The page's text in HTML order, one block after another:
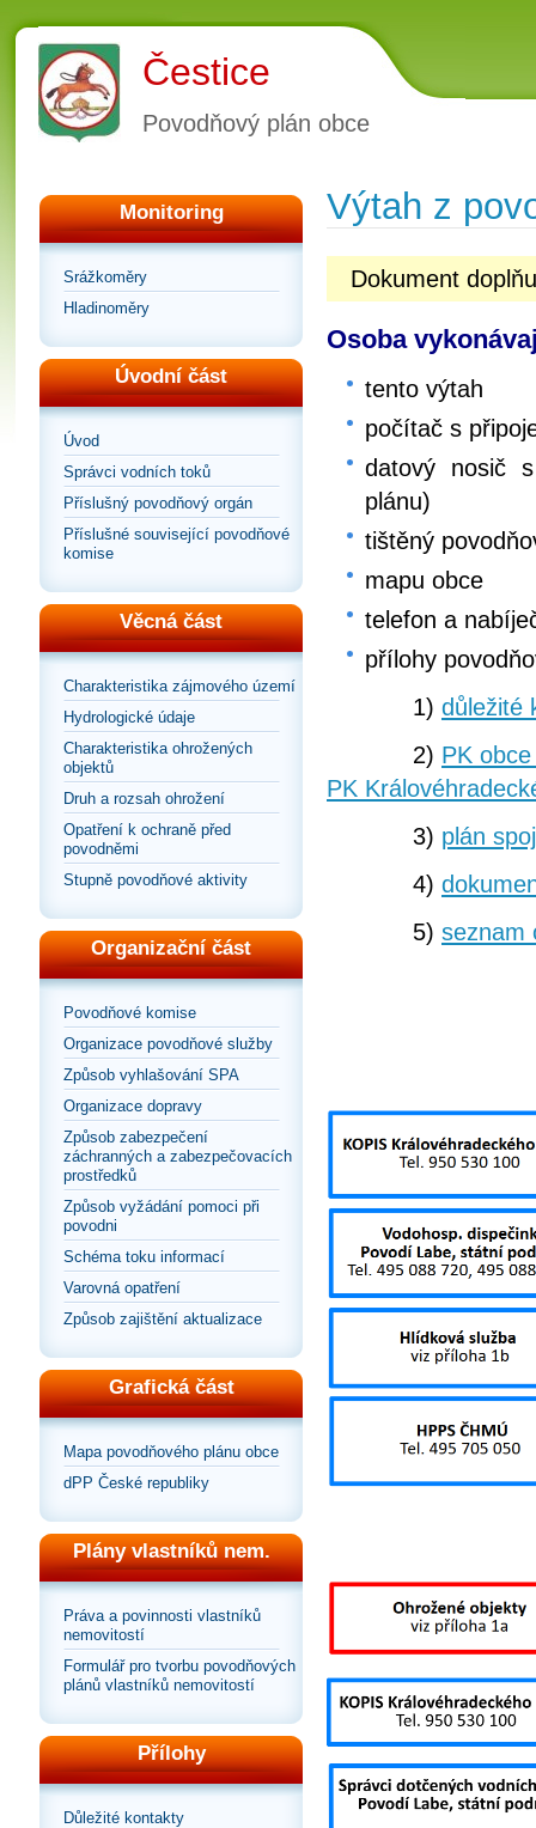
Čestice
Povodňový plán obce
Monitoring
Srážkoměry
Hladinoměry
Úvodní část
Úvod
Správci vodních toků
Příslušný povodňový orgán
Příslušné související povodňové
komise
Věcná část
Charakteristika zájmového území
Hydrologické údaje
Charakteristika ohrožených
objektů
Druh a rozsah ohrožení
Opatření k ochraně před
povodněmi
Stupně povodňové aktivity
Organizační část
Povodňové komise
Organizace povodňové služby
Způsob vyhlašování SPA
Organizace dopravy
Způsob zabezpečení
záchranných a zabezpečovacích
prostředků
Způsob vyžádání pomoci při
povodni
Schéma toku informací
Varovná opatření
Způsob zajištění aktualizace
Grafická část
Mapa povodňového plánu obce
dPP České republiky
Plány vlastníků nem.
Práva a povinnosti vlastníků
nemovitostí
Formulář pro tvorbu povodňových
plánů vlastníků nemovitostí
Přílohy
Důležité kontakty
Výtah z
Dokument
Osoba
tento výtah
počítač s
datový nosič
plánu)
tištěný
mapu obce
telefon a
přílohy
1) důležité
2) PK
PK
3) plán
4)
5) seznam